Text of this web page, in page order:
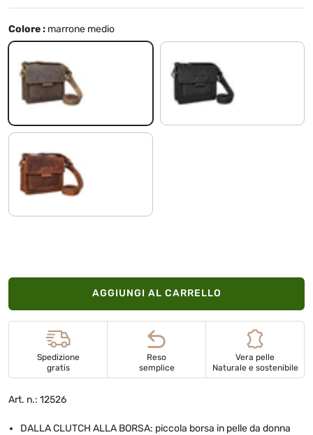
Colore : marrone medio
marrone medio nero
kara - cognac
AGGIUNGI AL CARRELLO
Spedizione
gratis
Reso
semplice
Vera pelle
Naturale e sostenibile
Art. n.: 12526
DALLA CLUTCH ALLA BORSA: piccola borsa in pelle da donna